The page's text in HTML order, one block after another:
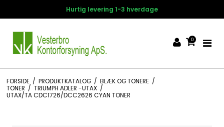
Hurtig levering 1-3 hverdage
0
FORSIDE / PRODUKTKATALOG / BLÆK OG TONERE /
TONER / TRIUMPH ADLER -UTAX /
UTAX/TA CDC1726/DCC2626 CYAN TONER